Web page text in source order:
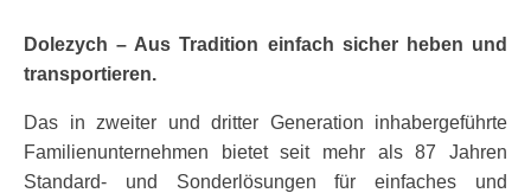
Dolezych – Aus Tradition einfach sicher heben und
transportieren.
Das in zweiter und dritter Generation inhabergeführte
Familienunternehmen bietet seit mehr als 87 Jahren
Standard- und Sonderlösungen für einfaches und